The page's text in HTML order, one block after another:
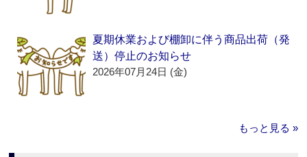
夏期休業および棚卸に伴う商品出荷（発
送）停止のお知らせ
2026年07月24日 (金)
もっと見る »